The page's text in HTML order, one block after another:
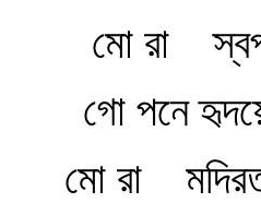
স্বপন
পনে হৃদয়ে
মদিরতরঙ্গ